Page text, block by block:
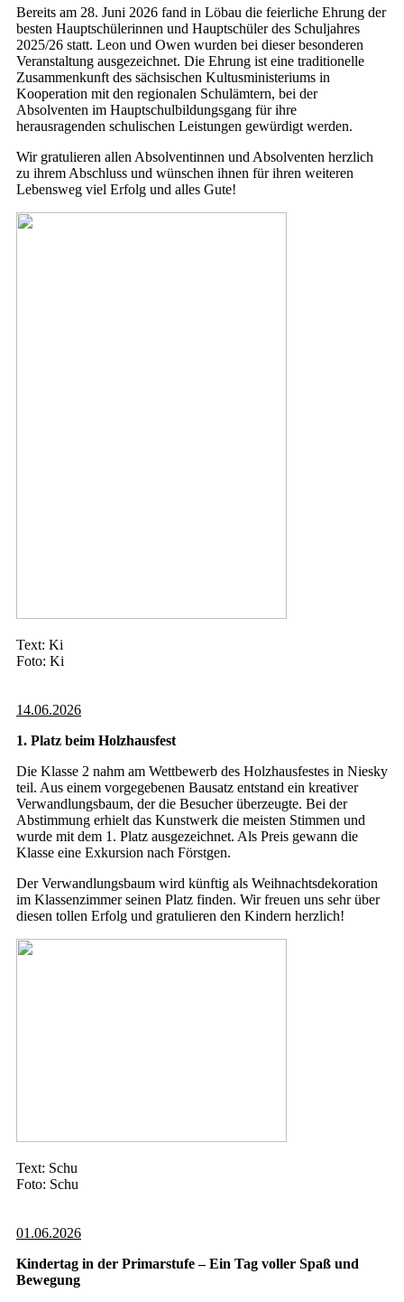
Bereits am 28. Juni 2026 fand in Löbau die feierliche Ehrung der
besten Hauptschülerinnen und Hauptschüler des Schuljahres
2025/26 statt. Leon und Owen wurden bei dieser besonderen
Veranstaltung ausgezeichnet. Die Ehrung ist eine traditionelle
Zusammenkunft des sächsischen Kultusministeriums in
Kooperation mit den regionalen Schulämtern, bei der
Absolventen im Hauptschulbildungsgang für ihre
herausragenden schulischen Leistungen gewürdigt werden.
Wir gratulieren allen Absolventinnen und Absolventen herzlich
zu ihrem Abschluss und wünschen ihnen für ihren weiteren
Lebensweg viel Erfolg und alles Gute!
Text: Ki
Foto: Ki
14.06.2026
1. Platz beim Holzhausfest
Die Klasse 2 nahm am Wettbewerb des Holzhausfestes in Niesky
teil. Aus einem vorgegebenen Bausatz entstand ein kreativer
Verwandlungsbaum, der die Besucher überzeugte. Bei der
Abstimmung erhielt das Kunstwerk die meisten Stimmen und
wurde mit dem 1. Platz ausgezeichnet. Als Preis gewann die
Klasse eine Exkursion nach Förstgen.
Der Verwandlungsbaum wird künftig als Weihnachtsdekoration
im Klassenzimmer seinen Platz finden. Wir freuen uns sehr über
diesen tollen Erfolg und gratulieren den Kindern herzlich!
Text: Schu
Foto: Schu
01.06.2026
Kindertag in der Primarstufe – Ein Tag voller Spaß und
Bewegung